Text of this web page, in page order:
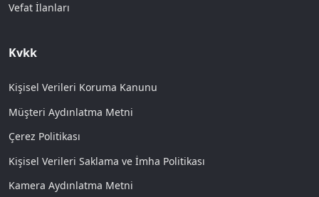
Vefat İlanları
Kvkk
Kişisel Verileri Koruma Kanunu
Müşteri Aydınlatma Metni
Çerez Politikası
Kişisel Verileri Saklama ve İmha Politikası
Kamera Aydınlatma Metni